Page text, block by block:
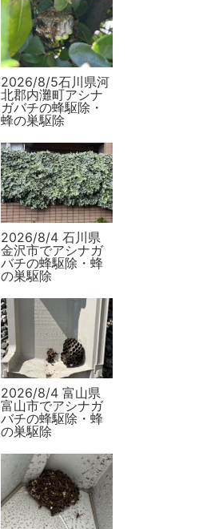
2026/8/5石川県河
北郡内灘町アシナ
ガバチの蜂駆除・
蜂の巣駆除
2026/8/4 石川県
金沢市でアシナガ
バチの蜂駆除・蜂
の巣駆除
2026/8/4 富山県
富山市でアシナガ
バチの蜂駆除・蜂
の巣駆除